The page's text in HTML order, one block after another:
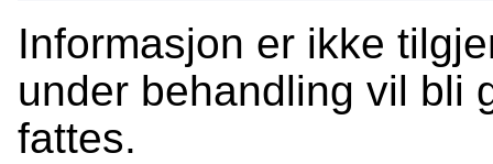
Informasjon er ikke
under behandling vil bli
fattes.